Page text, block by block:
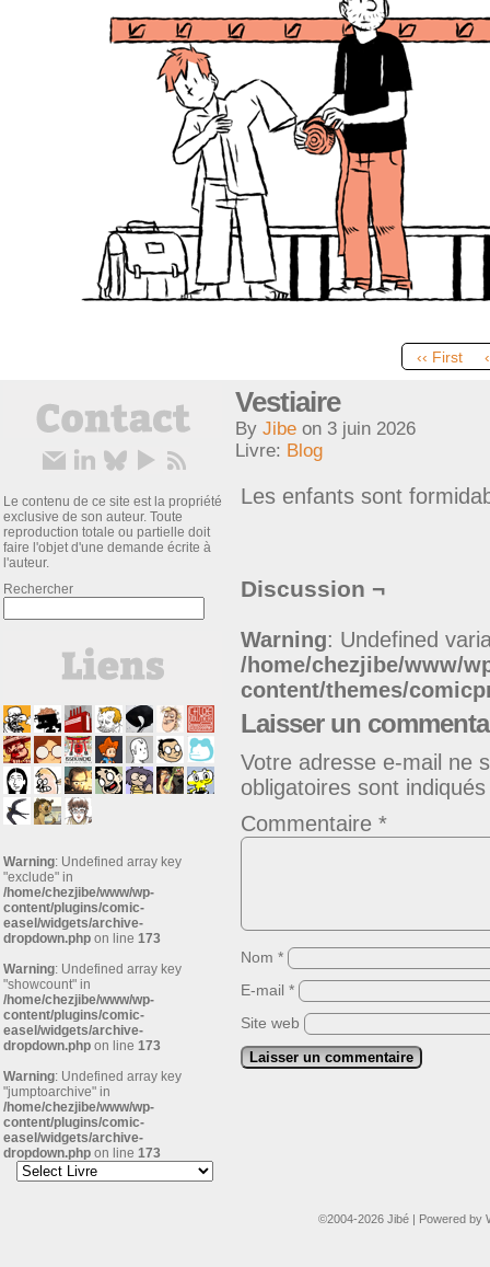
‹‹ First
Le contenu de ce site est la propriété
exclusive de son auteur. Toute
reproduction totale ou partielle doit
faire l'objet d'une demande écrite à
l'auteur.
Rechercher
Warning: Undefined array key
"exclude" in
/home/chezjibe/www/wp-
content/plugins/comic-
easel/widgets/archive-
dropdown.php on line 173
Warning: Undefined array key
"showcount" in
/home/chezjibe/www/wp-
content/plugins/comic-
easel/widgets/archive-
dropdown.php on line 173
Warning: Undefined array key
"jumptoarchive" in
/home/chezjibe/www/wp-
content/plugins/comic-
easel/widgets/archive-
dropdown.php on line 173
Vestiaire
By Jibe on 3 juin 2026
Livre: Blog
Les enfants sont
Discussion ¬
Warning: Undefined
/home/chezjibe/www/
content/themes/
Laisser un
Votre adresse e-mail ne
obligatoires sont
Commentaire *
Nom *
E-mail *
Site web
©2004-2026 Jibé | Powered by